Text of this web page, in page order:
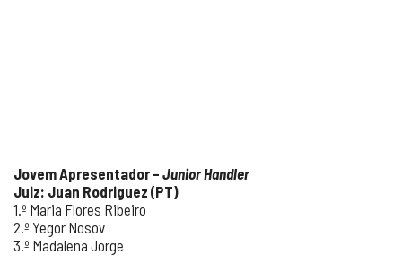
Jovem Apresentador – Junior Handler
Juiz: Juan Rodriguez (PT)
1.º Maria Flores Ribeiro
2.º Yegor Nosov
3.º Madalena Jorge